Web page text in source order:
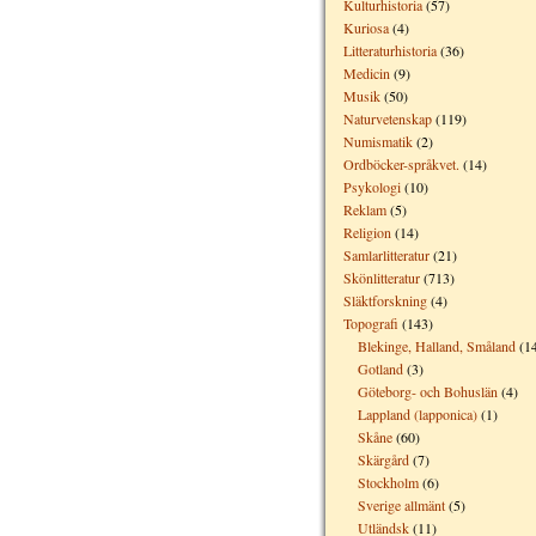
Kulturhistoria(57)
Kuriosa(4)
Litteraturhistoria(36)
Medicin (9)
Musik(50)
Naturvetenskap(119)
Numismatik(2)
Ordböcker-språkvet. (14)
Psykologi(10)
Reklam(5)
Religion (14)
Samlarlitteratur(21)
Skönlitteratur(713)
Släktforskning(4)
Topografi (143)
Blekinge, Halland, Småland
Gotland(3)
Göteborg- och Bohuslän (4)
Lappland (lapponica)(1)
Skåne(60)
Skärgård(7)
Stockholm(6)
Sverige allmänt(5)
Utländsk(11)